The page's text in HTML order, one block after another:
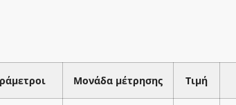
Μονάδα μέτρησης Τιμή